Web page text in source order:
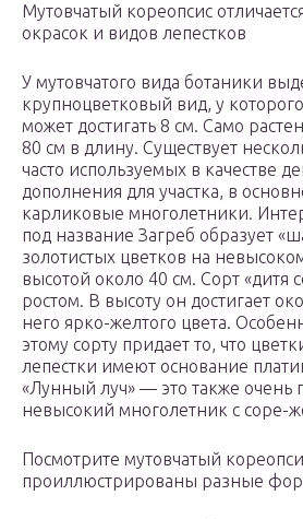
Мутовчатый кореопсис
окрасок и видов лепестков
У мутовчатого вида ботаники
крупноцветковый вид, у
может достигать 8 см. Само
80 см в длину. Существует
часто используемых в качестве
дополнения для участка, в
карликовые многолетники.
под название Загреб образует
золотистых цветков на
высотой около 40 см. Сорт «дитя
ростом. В высоту он достигает
него ярко-желтого цвета.
этому сорту придает то, что
лепестки имеют основание
«Лунный луч» — это также очень
невысокий многолетник с соре-
Посмотрите мутовчатый
проиллюстрированы разные